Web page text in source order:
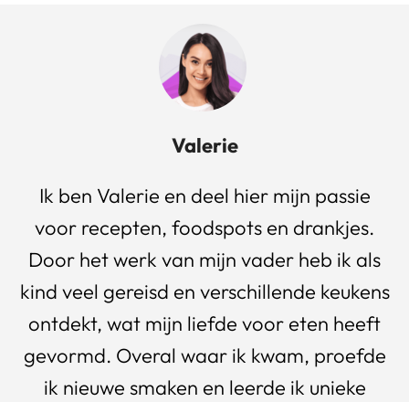
Valerie
Ik ben Valerie en deel hier mijn passie
voor recepten, foodspots en drankjes.
Door het werk van mijn vader heb ik als
kind veel gereisd en verschillende keukens
ontdekt, wat mijn liefde voor eten heeft
gevormd. Overal waar ik kwam, proefde
ik nieuwe smaken en leerde ik unieke